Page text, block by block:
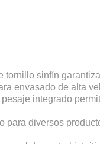
tornillo sinfín
envasado de alta
integrado
para diversos